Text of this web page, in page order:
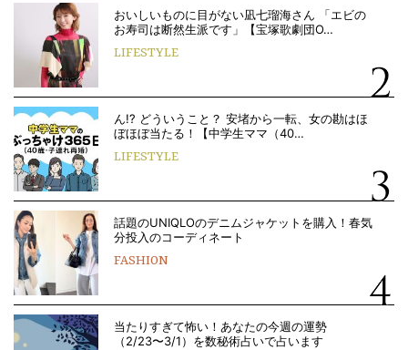
おいしいものに目がない凪七瑠海さん 「エビの
お寿司は断然生派です」【宝塚歌劇団O…
LIFESTYLE
ん!? どういうこと？ 安堵から一転、女の勘はほ
ぼほぼ当たる！【中学生ママ（40…
LIFESTYLE
話題のUNIQLOのデニムジャケットを購入！春気
分投入のコーディネート
FASHION
当たりすぎて怖い！あなたの今週の運勢
（2/23〜3/1）を数秘術占いで占います